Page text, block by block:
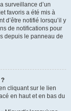
surveillance d’un
favoris a été mis à
d’être notifié lorsqu’il y
de notifications pour
depuis le panneau de
cliquant sur le lien
en haut et en bas du